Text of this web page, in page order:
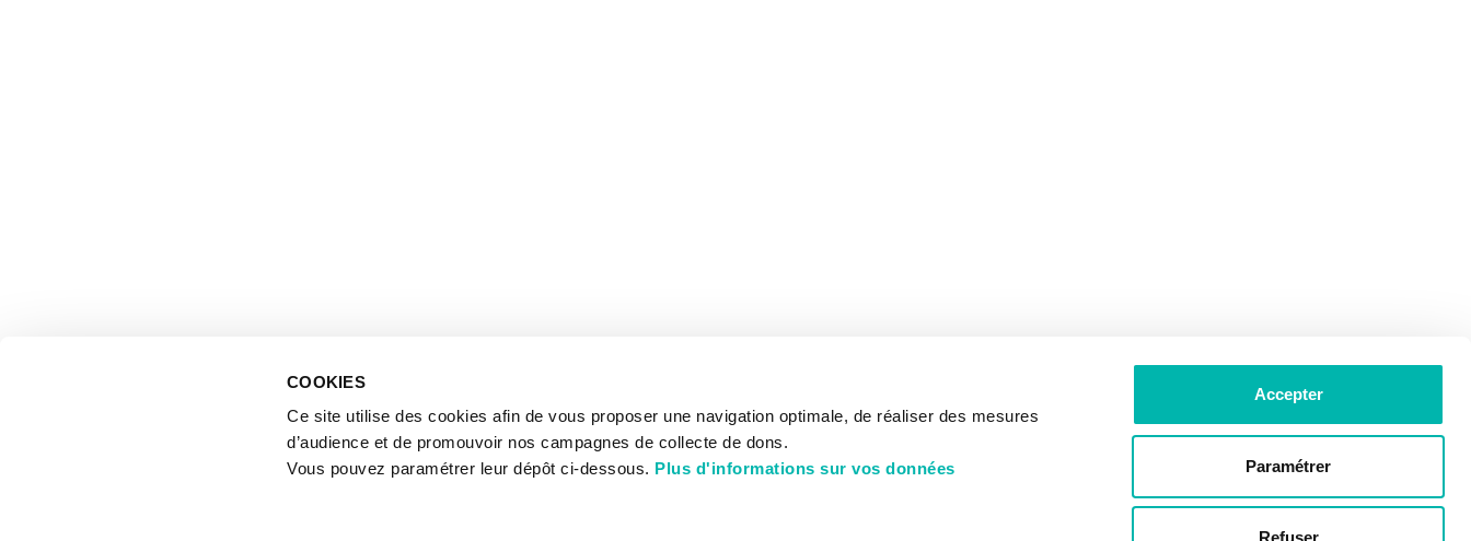
COOKIES
Ce site utilise des cookies afin de vous proposer une navigation optimale, de réaliser des mesures
d’audience et de promouvoir nos campagnes de collecte de dons.
Vous pouvez paramétrer leur dépôt ci-dessous. Plus d'informations sur vos données
Accepter
Paramétrer
Refuser